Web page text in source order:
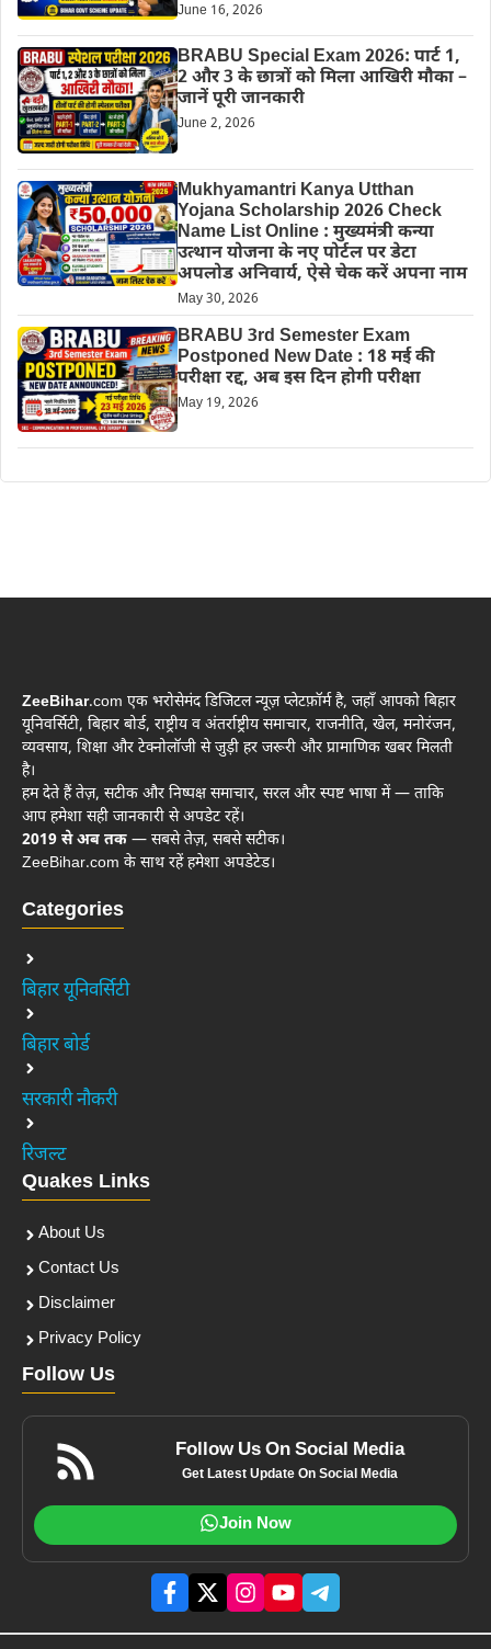
June 16, 2026
BRABU Special Exam 2026: पार्ट 1,
2 और 3 के छात्रों को मिला आखिरी मौका –
जानें पूरी जानकारी
June 2, 2026
Mukhyamantri Kanya Utthan
Yojana Scholarship 2026 Check
Name List Online : मुख्यमंत्री कन्या
उत्थान योजना के नए पोर्टल पर डेटा
अपलोड अनिवार्य, ऐसे चेक करें अपना नाम
May 30, 2026
BRABU 3rd Semester Exam
Postponed New Date : 18 मई की
परीक्षा रद्द, अब इस दिन होगी परीक्षा
May 19, 2026
ZeeBihar.com एक भरोसेमंद डिजिटल न्यूज़ प्लेटफ़ॉर्म है, जहाँ आपको बिहार
यूनिवर्सिटी, बिहार बोर्ड, राष्ट्रीय व अंतर्राष्ट्रीय समाचार, राजनीति, खेल, मनोरंजन,
व्यवसाय, शिक्षा और टेक्नोलॉजी से जुड़ी हर जरूरी और प्रामाणिक खबर मिलती
है।
हम देते हैं तेज़, सटीक और निष्पक्ष समाचार, सरल और स्पष्ट भाषा में — ताकि
आप हमेशा सही जानकारी से अपडेट रहें।
2019 से अब तक — सबसे तेज़, सबसे सटीक।
ZeeBihar.com के साथ रहें हमेशा अपडेटेड।
Categories
बिहार यूनिवर्सिटी
बिहार बोर्ड
सरकारी नौकरी
रिजल्ट
Quakes Links
About Us
Contact Us
Disclaimer
Privacy Policy
Follow Us
Follow Us On Social Media
Get Latest Update On Social Media
Join Now